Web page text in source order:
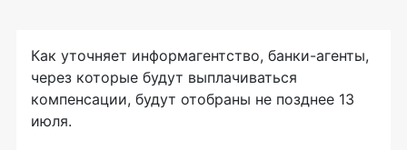
Как уточняет информагентство, банки-агенты,
через которые будут выплачиваться
компенсации, будут отобраны не позднее 13
июля.